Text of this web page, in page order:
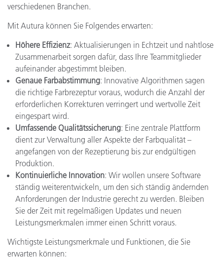
verschiedenen Branchen.
Mit Autura können Sie Folgendes erwarten:
Höhere Effizienz: Aktualisierungen in Echtzeit und nahtlose
Zusammenarbeit sorgen dafür, dass Ihre Teammitglieder
aufeinander abgestimmt bleiben.
Genaue Farbabstimmung: Innovative Algorithmen sagen
die richtige Farbrezeptur voraus, wodurch die Anzahl der
erforderlichen Korrekturen verringert und wertvolle Zeit
eingespart wird.
Umfassende Qualitätssicherung: Eine zentrale Plattform
dient zur Verwaltung aller Aspekte der Farbqualität –
angefangen von der Rezeptierung bis zur endgültigen
Produktion.
Kontinuierliche Innovation: Wir wollen unsere Software
ständig weiterentwickeln, um den sich ständig ändernden
Anforderungen der Industrie gerecht zu werden. Bleiben
Sie der Zeit mit regelmäßigen Updates und neuen
Leistungsmerkmalen immer einen Schritt voraus.
Wichtigste Leistungsmerkmale und Funktionen, die Sie
erwarten können: